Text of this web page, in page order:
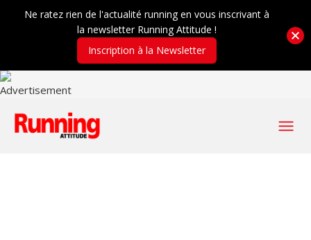
Ne ratez rien de l'actualité running en vous inscrivant à
la newsletter Running Attitude !
Inscription à la Newsletter